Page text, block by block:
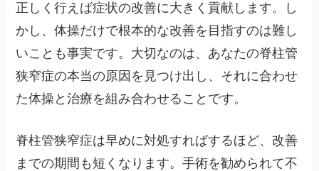
正しく行えば症状の改善に大きく貢献します。し
かし、体操だけで根本的な改善を目指すのは難し
いことも事実です。大切なのは、あなたの脊柱管
狭窄症の本当の原因を見つけ出し、それに合わせ
た体操と治療を組み合わせることです。
脊柱管狭窄症は早めに対処すればするほど、改善
までの期間も短くなります。手術を勧められて不